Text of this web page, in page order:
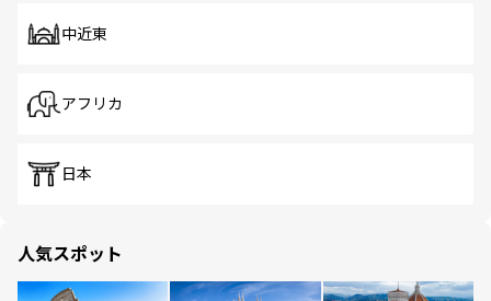
中近東
アフリカ
日本
人気スポット